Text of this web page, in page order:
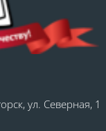
ул. Северная, 1.